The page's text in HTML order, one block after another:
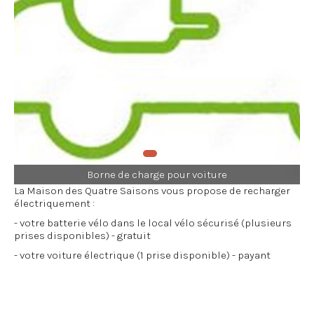
Borne de charge pour voiture
La Maison des Quatre Saisons vous propose de recharger
électriquement :
- votre batterie vélo dans le local vélo sécurisé (plusieurs
prises disponibles) - gratuit
- votre voiture électrique (1 prise disponible) - payant